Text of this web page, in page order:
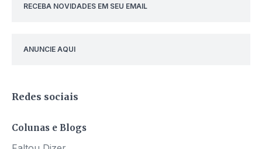
RECEBA NOVIDADES EM SEU EMAIL
ANUNCIE AQUI
Redes sociais
Colunas e Blogs